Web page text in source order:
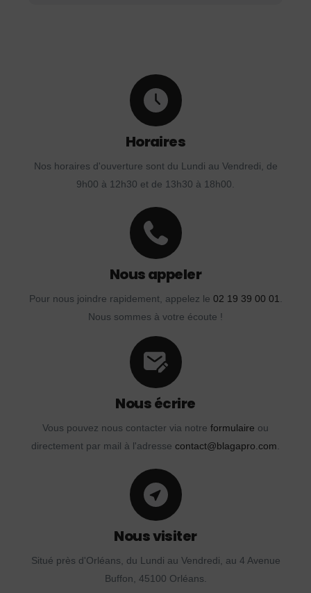
Horaires
Nos horaires d'ouverture sont du Lundi au Vendredi, de
9h00 à 12h30 et de 13h30 à 18h00.
Nous appeler
Pour nous joindre rapidement, appelez le 02 19 39 00 01.
Nous sommes à votre écoute !
Nous écrire
Vous pouvez nous contacter via notre formulaire ou
directement par mail à l'adresse contact@blagapro.com.
Nous visiter
Situé près d'Orléans, du Lundi au Vendredi, au 4 Avenue
Buffon, 45100 Orléans.